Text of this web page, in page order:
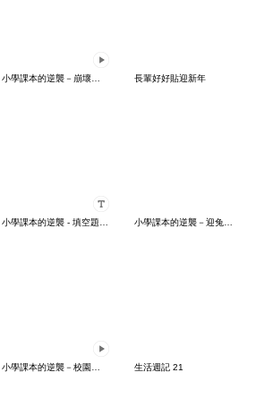
長輩好好貼迎新年
小學課本的逆襲 - 填空題隨你填 小學課本的逆襲－迎兔年好事乘two！
生活週記 21